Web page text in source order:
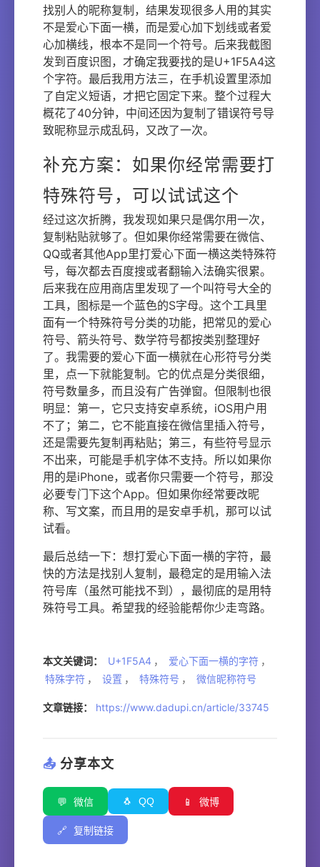
找别人的昵称复制，结果发现很多人用的其实
不是爱心下面一横，而是爱心加下划线或者爱
心加横线，根本不是同一个符号。后来我截图
发到百度识图，才确定我要找的是U+1F5A4这
个字符。最后我用方法三，在手机设置里添加
了自定义短语，才把它固定下来。整个过程大
概花了40分钟，中间还因为复制了错误符号导
致昵称显示成乱码，又改了一次。
补充方案：如果你经常需要打
特殊符号，可以试试这个
经过这次折腾，我发现如果只是偶尔用一次，
复制粘贴就够了。但如果你经常需要在微信、
QQ或者其他App里打爱心下面一横这类特殊符
号，每次都去百度搜或者翻输入法确实很累。
后来我在应用商店里发现了一个叫符号大全的
工具，图标是一个蓝色的S字母。这个工具里
面有一个特殊符号分类的功能，把常见的爱心
符号、箭头符号、数学符号都按类别整理好
了。我需要的爱心下面一横就在心形符号分类
里，点一下就能复制。它的优点是分类很细，
符号数量多，而且没有广告弹窗。但限制也很
明显：第一，它只支持安卓系统，iOS用户用
不了；第二，它不能直接在微信里插入符号，
还是需要先复制再粘贴；第三，有些符号显示
不出来，可能是手机字体不支持。所以如果你
用的是iPhone，或者你只需要一个符号，那没
必要专门下这个App。但如果你经常要改昵
称、写文案，而且用的是安卓手机，那可以试
试看。
最后总结一下：想打爱心下面一横的字符，最
快的方法是找别人复制，最稳定的是用输入法
符号库（虽然可能找不到），最彻底的是用特
殊符号工具。希望我的经验能帮你少走弯路。
本文关键词： U+1F5A4 ， 爱心下面一横的字符 ，
特殊字符 ， 设置 ， 特殊符号 ， 微信昵称符号
文章链接： https://www.dadupi.cn/article/33745
📤 分享本文
💬 微信 🐧 QQ 📱 微博
🔗 复制链接